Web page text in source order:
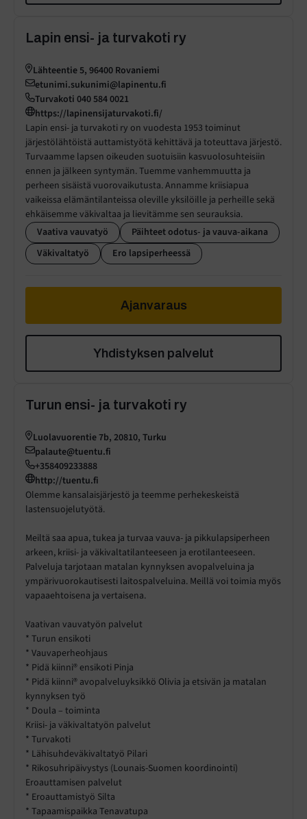
Lapin ensi- ja turvakoti ry
Lähteentie 5, 96400 Rovaniemi
etunimi.sukunimi@lapinentu.fi
Turvakoti 040 584 0021
https://lapinensijaturvakoti.fi/
Lapin ensi- ja turvakoti ry on vuodesta 1953 toiminut
järjestölähtöistä auttamistyötä kehittävä ja toteuttava järjestö.
Turvaamme lapsen oikeuden suotuisiin kasvuolosuhteisiin
ennen ja jälkeen syntymän. Tuemme vanhemmuutta ja
perheen sisäistä vuorovaikutusta. Annamme kriisiapua
vaikeissa elämäntilanteissa oleville yksilöille ja perheille sekä
ehkäisemme väkivaltaa ja lievitämme sen seurauksia.
Vaativa vauvatyö
Päihteet odotus- ja vauva-aikana
Väkivaltatyö
Ero lapsiperheessä
Ajanvaraus
Yhdistyksen palvelut
Turun ensi- ja turvakoti ry
Luolavuorentie 7b, 20810, Turku
palaute@tuentu.fi
+358409233888
http://tuentu.fi
Olemme kansalaisjärjestö ja teemme perhekeskeistä
lastensuojelutyötä.
Meiltä saa apua, tukea ja turvaa vauva- ja pikkulapsiperheen
arkeen, kriisi- ja väkivaltatilanteeseen ja erotilanteeseen.
Palveluja tarjotaan matalan kynnyksen avopalveluina ja
ympärivuorokautisesti laitospalveluina. Meillä voi toimia myös
vapaaehtoisena ja vertaisena.
Vaativan vauvatyön palvelut
* Turun ensikoti
* Vauvaperheohjaus
* Pidä kiinni® ensikoti Pinja
* Pidä kiinni® avopalveluyksikkö Olivia ja etsivän ja matalan
kynnyksen työ
* Doula – toiminta
Kriisi- ja väkivaltatyön palvelut
* Turvakoti
* Lähisuhdeväkivaltatyö Pilari
* Rikosuhripäivystys (Lounais-Suomen koordinointi)
Eroauttamisen palvelut
* Eroauttamistyö Silta
* Tapaamispaikka Tenavatupa